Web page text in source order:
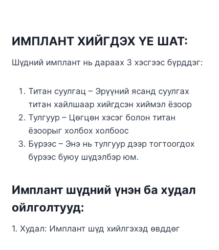
ИМПЛАНТ ХИЙГДЭХ ҮЕ ШАТ:
Шүдний имплант нь дараах 3 хэсгээс бүрддэг:
Титан суулгац – Эрүүний ясанд суулгах
титан хайлшаар хийгдсэн хиймэл ёзоор
Тулгуур – Цөгцөн хэсэг болон титан
ёзоорыг холбох холбоос
Бүрээс – Энэ нь тулгуур дээр тогтоогдох
бүрээс буюу шүдэлбэр юм.
Имплант шүдний үнэн ба худал
ойлголтууд:
1. Худал: Имплант шүд хийлгэхэд өвддөг